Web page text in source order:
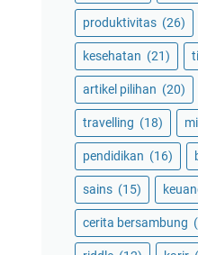
produktivitas (26)
kesehatan (21)
artikel pilihan (20)
travelling (18)
pendidikan (16)
sains (15)
cerita bersambung